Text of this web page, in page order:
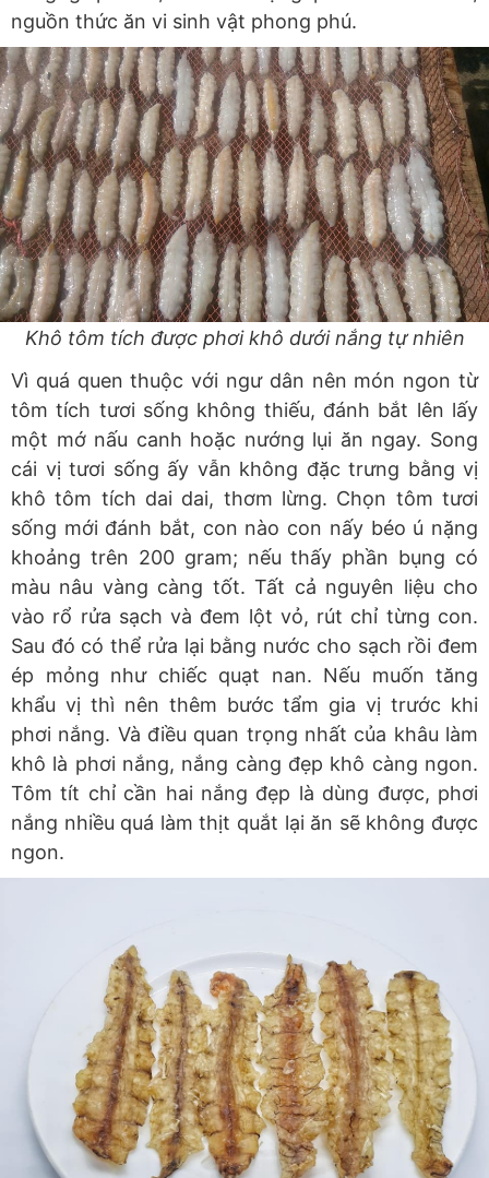
nguồn thức ăn vi sinh vật phong phú.
Khô tôm tích được phơi khô dưới nắng tự nhiên
Vì quá quen thuộc với ngư dân nên món ngon từ
tôm tích tươi sống không thiếu, đánh bắt lên lấy
một mớ nấu canh hoặc nướng lụi ăn ngay. Song
cái vị tươi sống ấy vẫn không đặc trưng bằng vị
khô tôm tích dai dai, thơm lừng. Chọn tôm tươi
sống mới đánh bắt, con nào con nấy béo ú nặng
khoảng trên 200 gram; nếu thấy phần bụng có
màu nâu vàng càng tốt. Tất cả nguyên liệu cho
vào rổ rửa sạch và đem lột vỏ, rút chỉ từng con.
Sau đó có thể rửa lại bằng nước cho sạch rồi đem
ép mỏng như chiếc quạt nan. Nếu muốn tăng
khẩu vị thì nên thêm bước tẩm gia vị trước khi
phơi nắng. Và điều quan trọng nhất của khâu làm
khô là phơi nắng, nắng càng đẹp khô càng ngon.
Tôm tít chỉ cần hai nắng đẹp là dùng được, phơi
nắng nhiều quá làm thịt quắt lại ăn sẽ không được
ngon.